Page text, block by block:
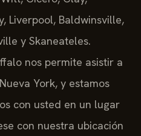
Liverpool, Baldwinsville,
y Skaneateles.
nos permite asistir a
York, y estamos
con usted en un lugar
con nuestra ubicación